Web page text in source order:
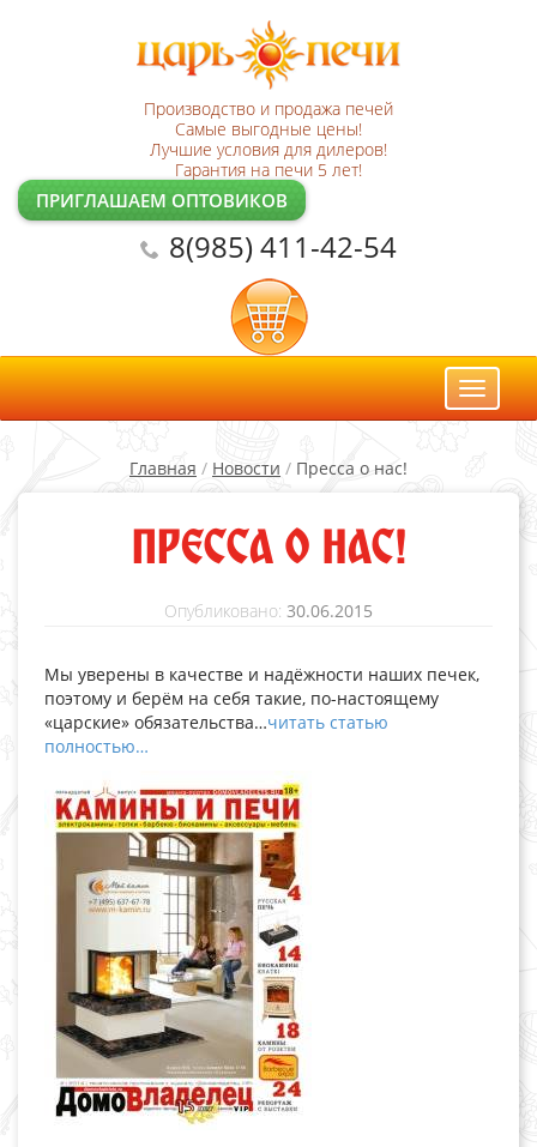
Производство и продажа печей
Самые выгодные цены!
Лучшие условия для дилеров!
Гарантия на печи 5 лет!
ПРИГЛАШАЕМ ОПТОВИКОВ
8(985) 411-42-54
Toggle
Главная / Новости / Пресса о нас!
ПРЕССА О НАС!
Опубликовано: 30.06.2015
Мы уверены в качестве и надёжности наших печек,
поэтому и берём на себя такие, по-настоящему
«царские» обязательства…читать статью
полностью…